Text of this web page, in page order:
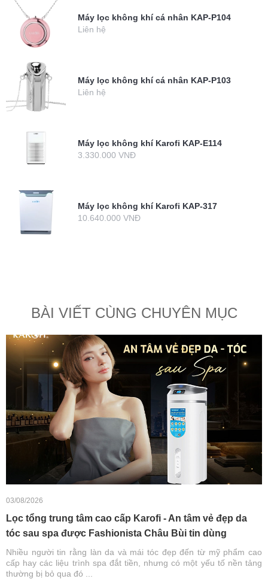
Máy lọc không khí cá nhân KAP-P104
Liên hệ
Máy lọc không khí cá nhân KAP-P103
Liên hệ
Máy lọc không khí Karofi KAP-E114
3.330.000 VNĐ
Máy lọc không khí Karofi KAP-317
10.640.000 VNĐ
BÀI VIẾT CÙNG CHUYÊN MỤC
03/08/2026
Lọc tổng trung tâm cao cấp Karofi - An tâm vẻ đẹp da
tóc sau spa được Fashionista Châu Bùi tin dùng
Nhiều người tin rằng làn da và mái tóc đẹp đến từ mỹ phẩm cao
cấp hay các liệu trình spa đắt tiền, nhưng có một yếu tố nền tảng
thường bị bỏ qua đó ...